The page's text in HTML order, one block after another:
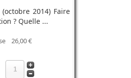
(octobre 2014) Faire
? Quelle ...
26,00 €